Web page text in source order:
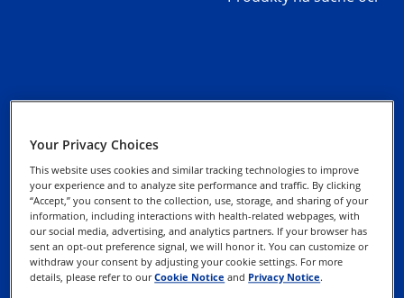
Kontaktujte nás
Zásady ochrany
Informace o souborech
cookies
Uplatněte svá práva
Your Privacy Choices
This website uses cookies and similar tracking technologies to improve
your experience and to analyze site performance and traffic. By clicking
“Accept,” you consent to the collection, use, storage, and sharing of your
information, including interactions with health-related webpages, with
our social media, advertising, and analytics partners. If your browser has
sent an opt-out preference signal, we will honor it. You can customize or
withdraw your consent by adjusting your cookie settings. For more
details, please refer to ourCookie Notice and Privacy Notice.